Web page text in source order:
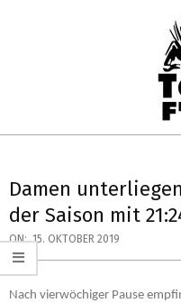
TG
HANDBALL
Menu
Damen
der Saison mit
ON: 15. OKTOBER 2019
Nach vierwöchiger Pause